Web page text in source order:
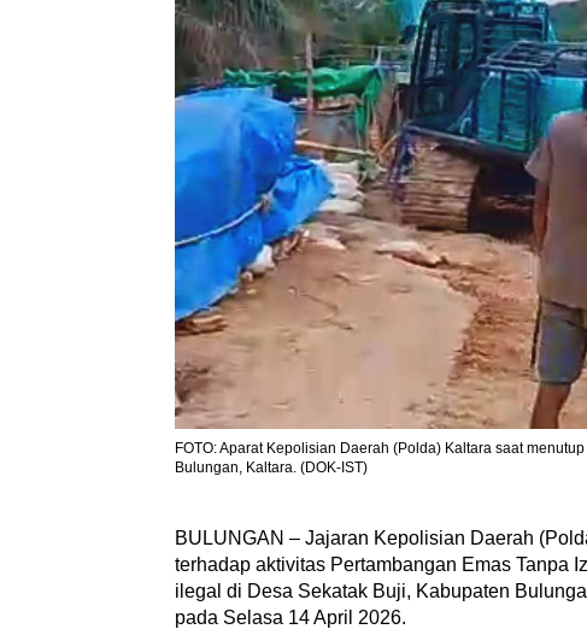
FOTO: Aparat Kepolisian Daerah (Polda) Kaltara saat
Bulungan, Kaltara. (DOK-IST)
BULUNGAN – Jajaran Kepolisian Daerah
terhadap aktivitas Pertambangan Emas Tanpa
ilegal di Desa Sekatak Buji, Kabupaten
pada Selasa 14 April 2026.